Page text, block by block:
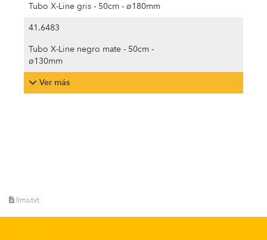
Tubo X-Line gris - 50cm - ø180mm
41.6483
Tubo X-Line negro mate - 50cm -
ø130mm
Ver más
llms.txt